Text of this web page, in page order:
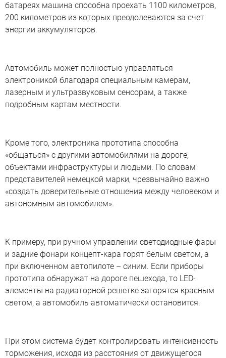
батареях машина способна проехать 1100 километров,
200 километров из которых преодолеваются за счет
энергии аккумуляторов.
Автомобиль может полностью управляться
электроникой благодаря специальным камерам,
лазерным и ультразвуковым сенсорам, а также
подробным картам местности.
Кроме того, электроника прототипа способна
«общаться» с другими автомобилями на дороге,
объектами инфраструктуры и людьми. По словам
представителей немецкой марки, чрезвычайно важно
«создать доверительные отношения между человеком и
автономным автомобилем».
К примеру, при ручном управлении светодиодные фары
и задние фонари концепт-кара горят белым светом, а
при включенном автопилоте – синим. Если приборы
прототипа обнаружат на дороге пешехода, то LED-
элементы на радиаторной решетке загорятся красным
светом, а автомобиль автоматически остановится.
При этом система будет контролировать интенсивность
торможения, исходя из расстояния от движущегося